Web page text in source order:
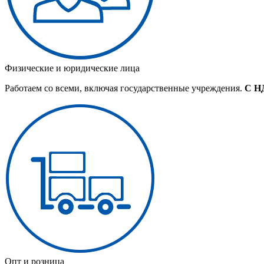
Физические и юридические лица
Работаем со всеми, включая государственные учреждения. С
Опт и розница